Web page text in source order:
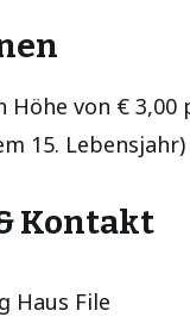
Höhe von € 3,00
15.
Kontakt
Haus File